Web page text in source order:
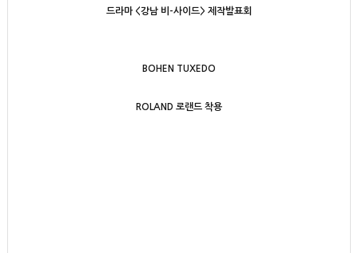
드라마 <강남 비-사이드> 제작발표회
BOHEN TUXEDO
ROLAND 로랜드 착용